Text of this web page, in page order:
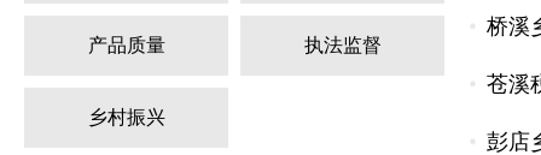
产品质量 执法监督
乡村振兴
桥溪
苍溪
彭店